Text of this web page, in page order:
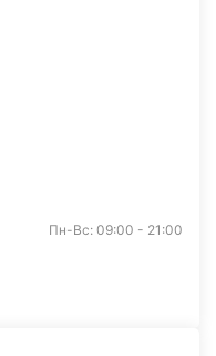
Пн-Вс: 09:00 - 21:00